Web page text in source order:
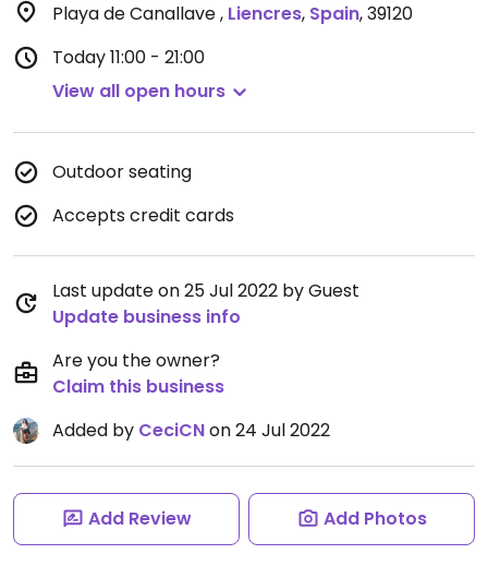
Playa de Canallave, Liencres, Spain,39120
Today11:00 - 21:00
View all open hours
Outdoor seating
Accepts credit cards
Last update on 25 Jul 2022 by Guest
Update business info
Are you the owner?
Claim this business
Added by CeciCNon 24 Jul 2022
Add Review Add Photos